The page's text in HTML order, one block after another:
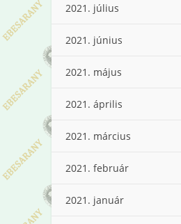
2021. július
2021. június
2021. május
2021. április
2021. március
2021. február
2021. január